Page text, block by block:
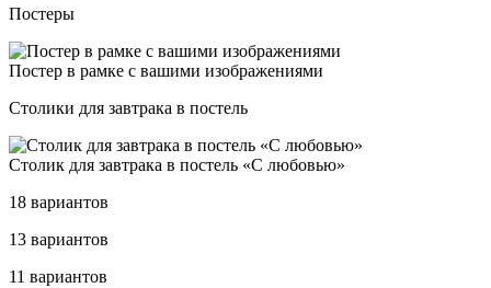
Постеры
Пос­тер в рам­ке с ва­ши­ми изоб­ра­же­ни­ями
Столики для завтрака в постель
Сто­лик для зав­тра­ка в пос­тель «С лю­бовью»
18 вариантов
13 вариантов
11 вариантов